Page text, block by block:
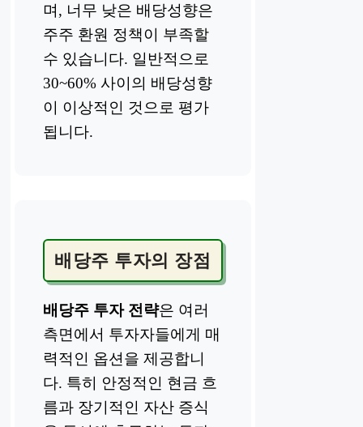
며, 너무 낮은 배당성향은
주주 환원 정책이 부족할
수 있습니다. 일반적으로
30~60% 사이의 배당성향
이 이상적인 것으로 평가
됩니다.
배당주 투자의 장점
배당주 투자 전략은 여러
측면에서 투자자들에게 매
력적인 옵션을 제공합니
다. 특히 안정적인 현금 흐
름과 장기적인 자산 증식